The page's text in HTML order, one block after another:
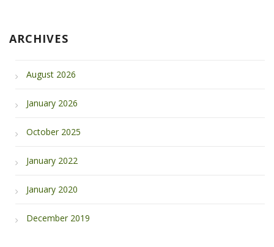
ARCHIVES
August 2026
January 2026
October 2025
January 2022
January 2020
December 2019